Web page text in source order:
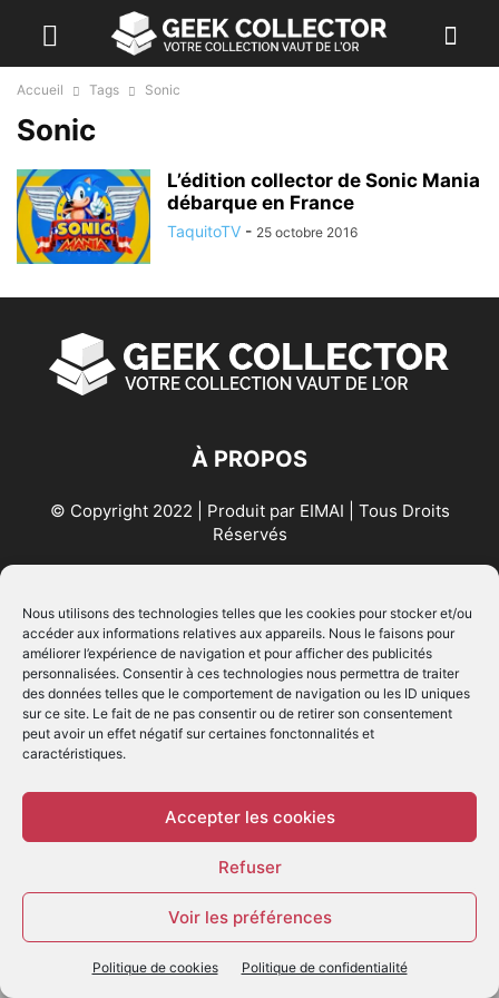
Nous utilisons des technologies telles que les cookies pour stocker et/ou
accéder aux informations relatives aux appareils. Nous le faisons pour
améliorer l’expérience de navigation et pour afficher des publicités
personnalisées. Consentir à ces technologies nous permettra de traiter
des données telles que le comportement de navigation ou les ID uniques
sur ce site. Le fait de ne pas consentir ou de retirer son consentement
peut avoir un effet négatif sur certaines fonctonnalités et
caractéristiques.
Accepter les cookies
Refuser
Voir les préférences
Politique de cookies Politique de confidentialité
Accueil Tags Sonic
Sonic
L’édition collector de Sonic Mania
débarque en France
TaquitoTV - 25 octobre 2016
À PROPOS
© Copyright 2022 | Produit par EIMAI | Tous Droits
Réservés
SUIVEZ NOUS